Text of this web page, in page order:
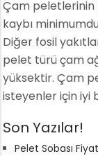
Çam peletlerinin
kaybı
Diğer fosil
pelet türü çam
yüksektir. Çam
isteyenler için iyi
Son Yazılar!
Pelet Sobası